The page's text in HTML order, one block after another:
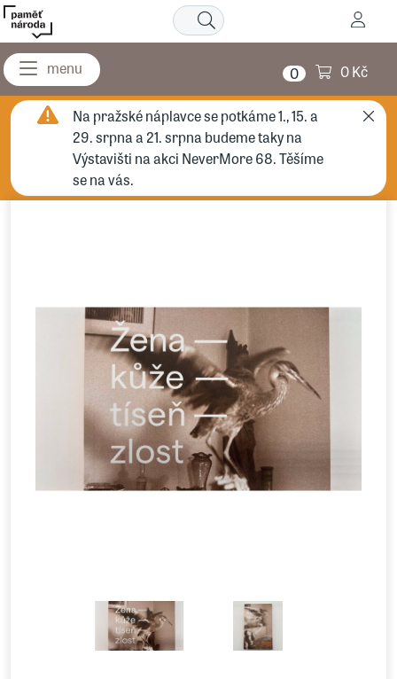
0 0 Kč
Na pražské náplavce se potkáme 1., 15. a
29. srpna a 21. srpna budeme taky na
Výstavišti na akci NeverMore 68. Těšíme
se na vás.